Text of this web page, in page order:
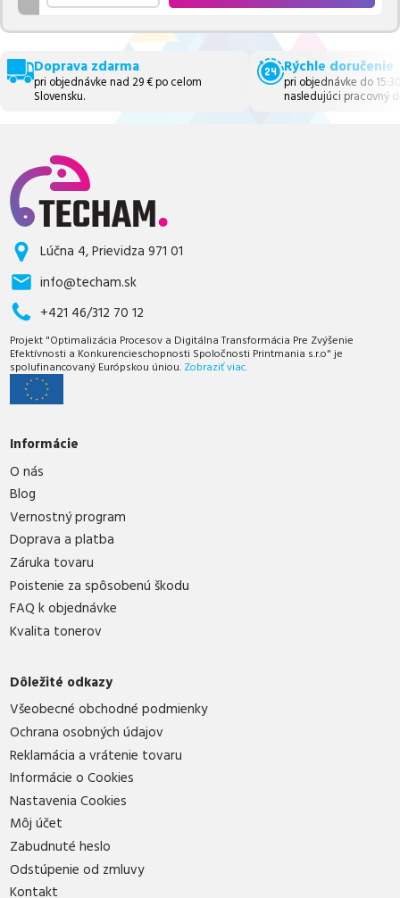
Doprava zdarma
pri objednávke nad 29 € po celom
Slovensku.
Rýchle doručenie
pri objednávke do
nasledujúci pracovný
Lúčna 4, Prievidza 971 01
info@techam.sk
+421 46/312 70 12
Projekt "Optimalizácia Procesov a Digitálna Transformácia Pre Zvýšenie
Efektívnosti a Konkurencieschopnosti Spoločnosti Printmania s.r.o" je
spolufinancovaný Európskou úniou. Zobraziť viac.
Informácie
O nás
Blog
Vernostný program
Doprava a platba
Záruka tovaru
Poistenie za spôsobenú škodu
FAQ k objednávke
Kvalita tonerov
Dôležité odkazy
Všeobecné obchodné podmienky
Ochrana osobných údajov
Reklamácia a vrátenie tovaru
Informácie o Cookies
Nastavenia Cookies
Môj účet
Zabudnuté heslo
Odstúpenie od zmluvy
Kontakt